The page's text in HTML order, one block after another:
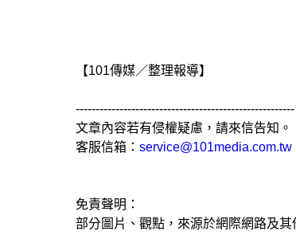
【101傳媒／整理報導】
-------------------------------------------------------
文章內容若有侵權疑慮，請來信告知。
客服信箱： service@101media.com.tw
免責聲明：
部分圖片、觀點，來源於網際網路及